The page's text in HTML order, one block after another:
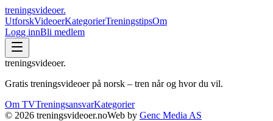
treningsvideoer.
UtforskVideoerKategorierTreningstipsOm
Logg innBli medlem
treningsvideoer.
Gratis treningsvideoer på norsk – tren når og hvor du vil.
Om TVTreningsansvarKategorier
© 2026 treningsvideoer.noWeb by Genc Media AS